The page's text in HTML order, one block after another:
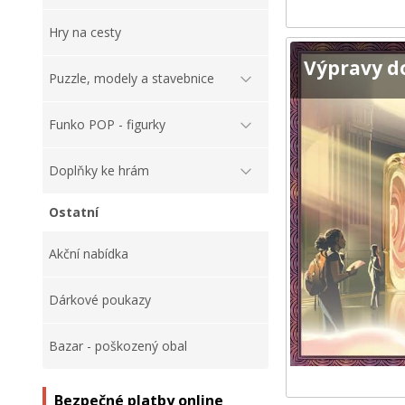
Hry na cesty
Puzzle, modely a stavebnice
Funko POP - figurky
Doplňky ke hrám
Ostatní
Akční nabídka
Dárkové poukazy
Bazar - poškozený obal
Bezpečné platby online
Výpravy